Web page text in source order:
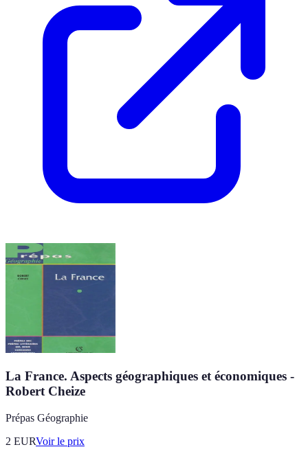
La France. Aspects géographiques et économiques -
Robert Cheize
Prépas Géographie
2 EURVoir le prix